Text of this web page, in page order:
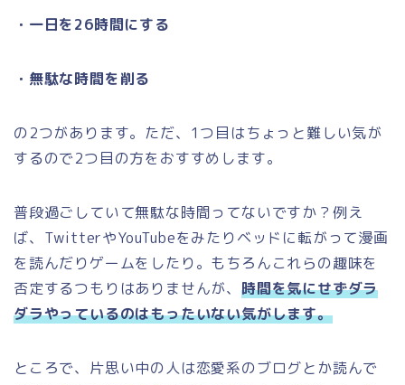
・一日を26時間にする
・無駄な時間を削る
の2つがあります。ただ、1つ目はちょっと難しい気が
するので2つ目の方をおすすめします。
普段過ごしていて無駄な時間ってないですか？例え
ば、TwitterやYouTubeをみたりベッドに転がって漫画
を読んだりゲームをしたり。もちろんこれらの趣味を
否定するつもりはありませんが、 時間を気にせずダラ
ダラやっているのはもったいない気がします。
ところで、片思い中の人は恋愛系のブログとか読んで